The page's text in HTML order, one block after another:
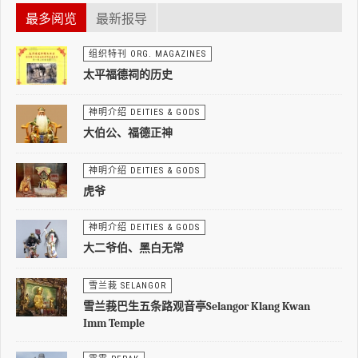
最多阅览 最新报导
组织特刊 ORG. MAGAZINES
太平福德祠的历史
神明介绍 DEITIES & GODS
大伯公、福德正神
神明介绍 DEITIES & GODS
虎爷
神明介绍 DEITIES & GODS
大二爷伯、黑白无常
雪兰莪 SELANGOR
雪兰莪巴生五条路观音亭Selangor Klang Kwan
Imm Temple